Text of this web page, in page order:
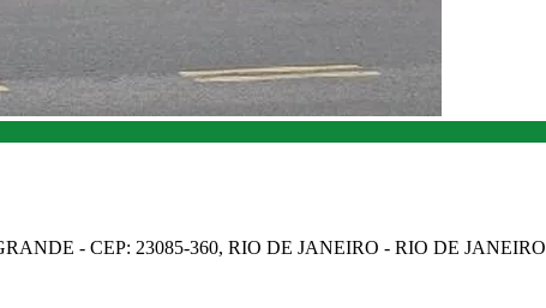
- CEP: 23085-360, RIO DE JANEIRO - RIO DE JANEIRO